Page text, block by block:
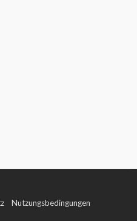
Nutzungsbedingungen